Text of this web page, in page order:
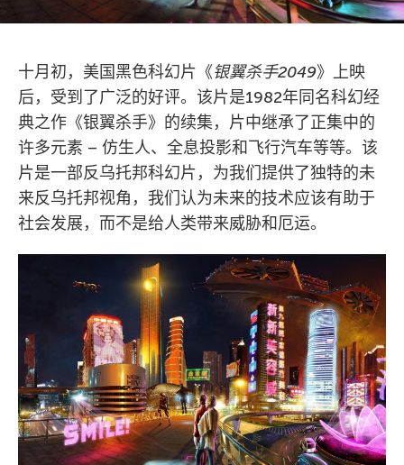
十月初，美国黑色科幻片《银翼杀手2049》上映
后，受到了广泛的好评。该片是1982年同名科幻经
典之作《银翼杀手》的续集，片中继承了正集中的
许多元素 – 仿生人、全息投影和飞行汽车等等。该
片是一部反乌托邦科幻片，为我们提供了独特的未
来反乌托邦视角，我们认为未来的技术应该有助于
社会发展，而不是给人类带来威胁和厄运。